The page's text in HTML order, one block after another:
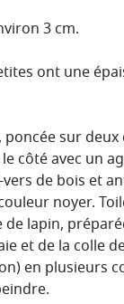
3 cm.
ont une
sur
côté avec un
de bois et
noyer.
de lapin,
et de la colle
en plusieurs